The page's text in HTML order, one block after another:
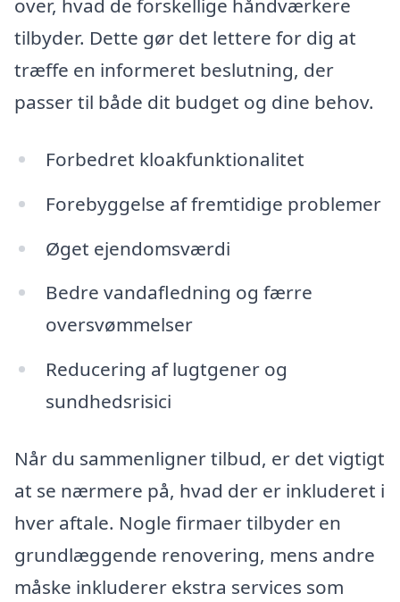
over, hvad de forskellige håndværkere
tilbyder. Dette gør det lettere for dig at
træffe en informeret beslutning, der
passer til både dit budget og dine behov.
Forbedret kloakfunktionalitet
Forebyggelse af fremtidige problemer
Øget ejendomsværdi
Bedre vandafledning og færre
oversvømmelser
Reducering af lugtgener og
sundhedsrisici
Når du sammenligner tilbud, er det vigtigt
at se nærmere på, hvad der er inkluderet i
hver aftale. Nogle firmaer tilbyder en
grundlæggende renovering, mens andre
måske inkluderer ekstra services som